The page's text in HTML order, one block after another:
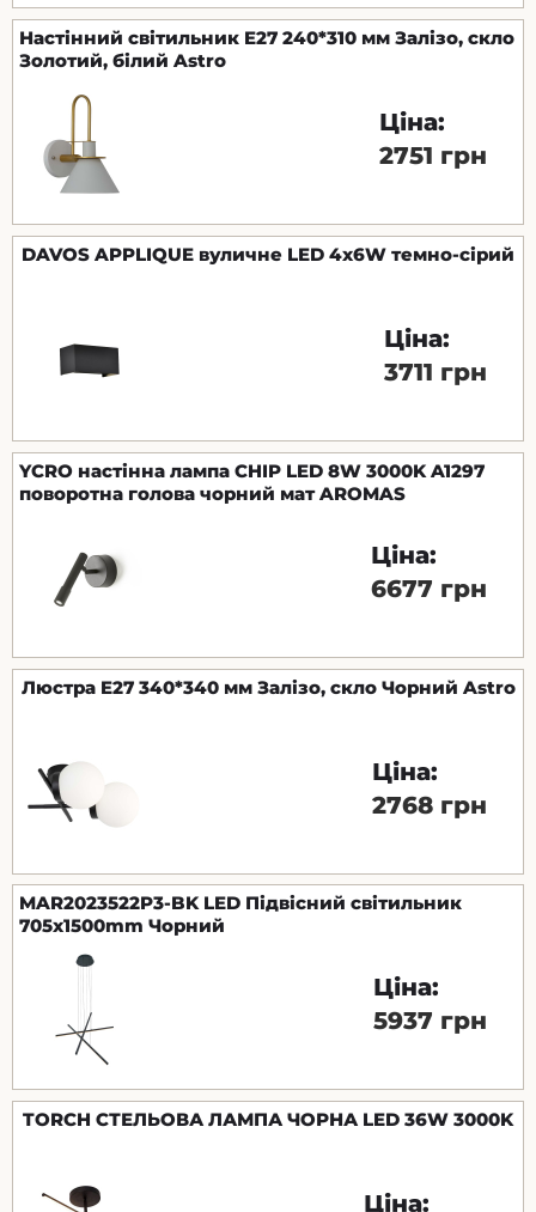
Настінний світильник E27 240*310 мм Залізо, скло
Золотий, білий Astro
Ціна:
2751 грн
DAVOS APPLIQUE вуличне LED 4x6W темно-сірий
Ціна:
3711 грн
YCRO настінна лампа CHIP LED 8W 3000K A1297
поворотна голова чорний мат AROMAS
Ціна:
6677 грн
Люстра E27 340*340 мм Залізо, скло Чорний Astro
Ціна:
2768 грн
MAR2023522P3-BK LED Підвісний світильник
705x1500mm Чорний
Ціна:
5937 грн
TORCH СТЕЛЬОВА ЛАМПА ЧОРНА LED 36W 3000K
Ціна: